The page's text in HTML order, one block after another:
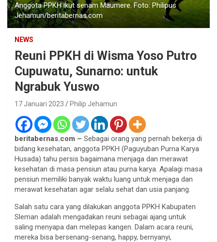
Anggota PPKH ikut senam Maumere. Foto: Philipus
Jehamun/beritabernas.com
NEWS
Reuni PPKH di Wisma Yoso Putro
Cupuwatu, Sunarno: untuk
Ngrabuk Yuswo
17 Januari 2023 Philip Jehamun
beritabernas.com – Sebagai orang yang pernah bekerja di
bidang kesehatan, anggota PPKH (Paguyuban Purna Karya
Husada) tahu persis bagaimana menjaga dan merawat
kesehatan di masa pensiun atau purna karya. Apalagi masa
pensiun memiliki banyak waktu luang untuk menjaga dan
merawat kesehatan agar selalu sehat dan usia panjang.
Salah satu cara yang dilakukan anggota PPKH Kabupaten
Sleman adalah mengadakan reuni sebagai ajang untuk
saling menyapa dan melepas kangen. Dalam acara reuni,
mereka bisa bersenang-senang, happy, bernyanyi,